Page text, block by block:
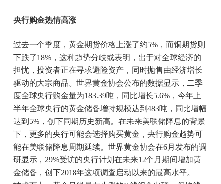
央行购金热情高涨
过去一个季度，黄金期货价格上涨了约5%，而铜期货则
下跌了18%，这种趋势分歧或表明，出于对全球经济的
担忧，投资者正在寻求避险资产，同时抛售由经济增长
驱动的大宗商品。世界黄金协会公布的数据显示，二季
度全球央行购金量为183.39吨，同比增长5.6%，今年上
半年全球央行的黄金储备增持规模达到483吨，同比增幅
达到5%，创下同期历史新高。在未来美联储降息的背景
下，更多的央行可能会选择购买黄金，央行购金趋势可
能在美联储降息周期延续。世界黄金协会在6月发布的调
研显示，29%受访的央行计划在未来12个月期间增加黄
金储备，创下2018年这项调查启动以来的最高水平。